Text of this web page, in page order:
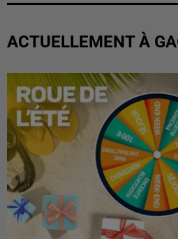
ACTUELLEMENT À